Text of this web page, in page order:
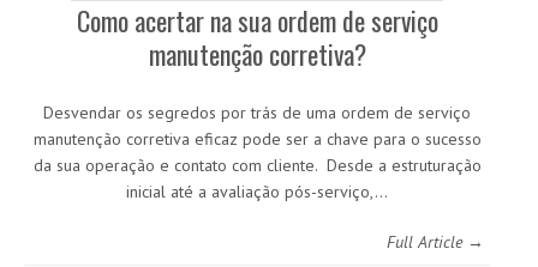
Como acertar na sua ordem de serviço
manutenção corretiva?
Desvendar os segredos por trás de uma ordem de serviço
manutenção corretiva eficaz pode ser a chave para o sucesso
da sua operação e contato com cliente. Desde a estruturação
inicial até a avaliação pós-serviço,…
Full Article →